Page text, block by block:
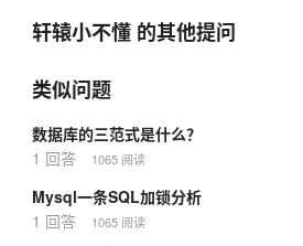
轩辕小不懂 的其他提问
类似问题
数据库的三范式是什么？
1 回答
1065 阅读
Mysql一条SQL加锁分析
1 回答
1065 阅读